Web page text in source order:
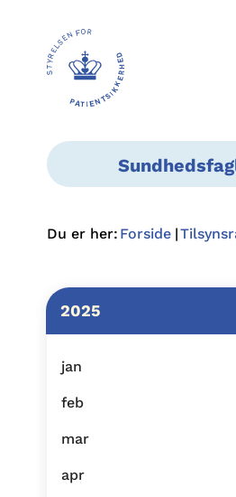
Du er her: Forside
2025
jan
feb
mar
apr